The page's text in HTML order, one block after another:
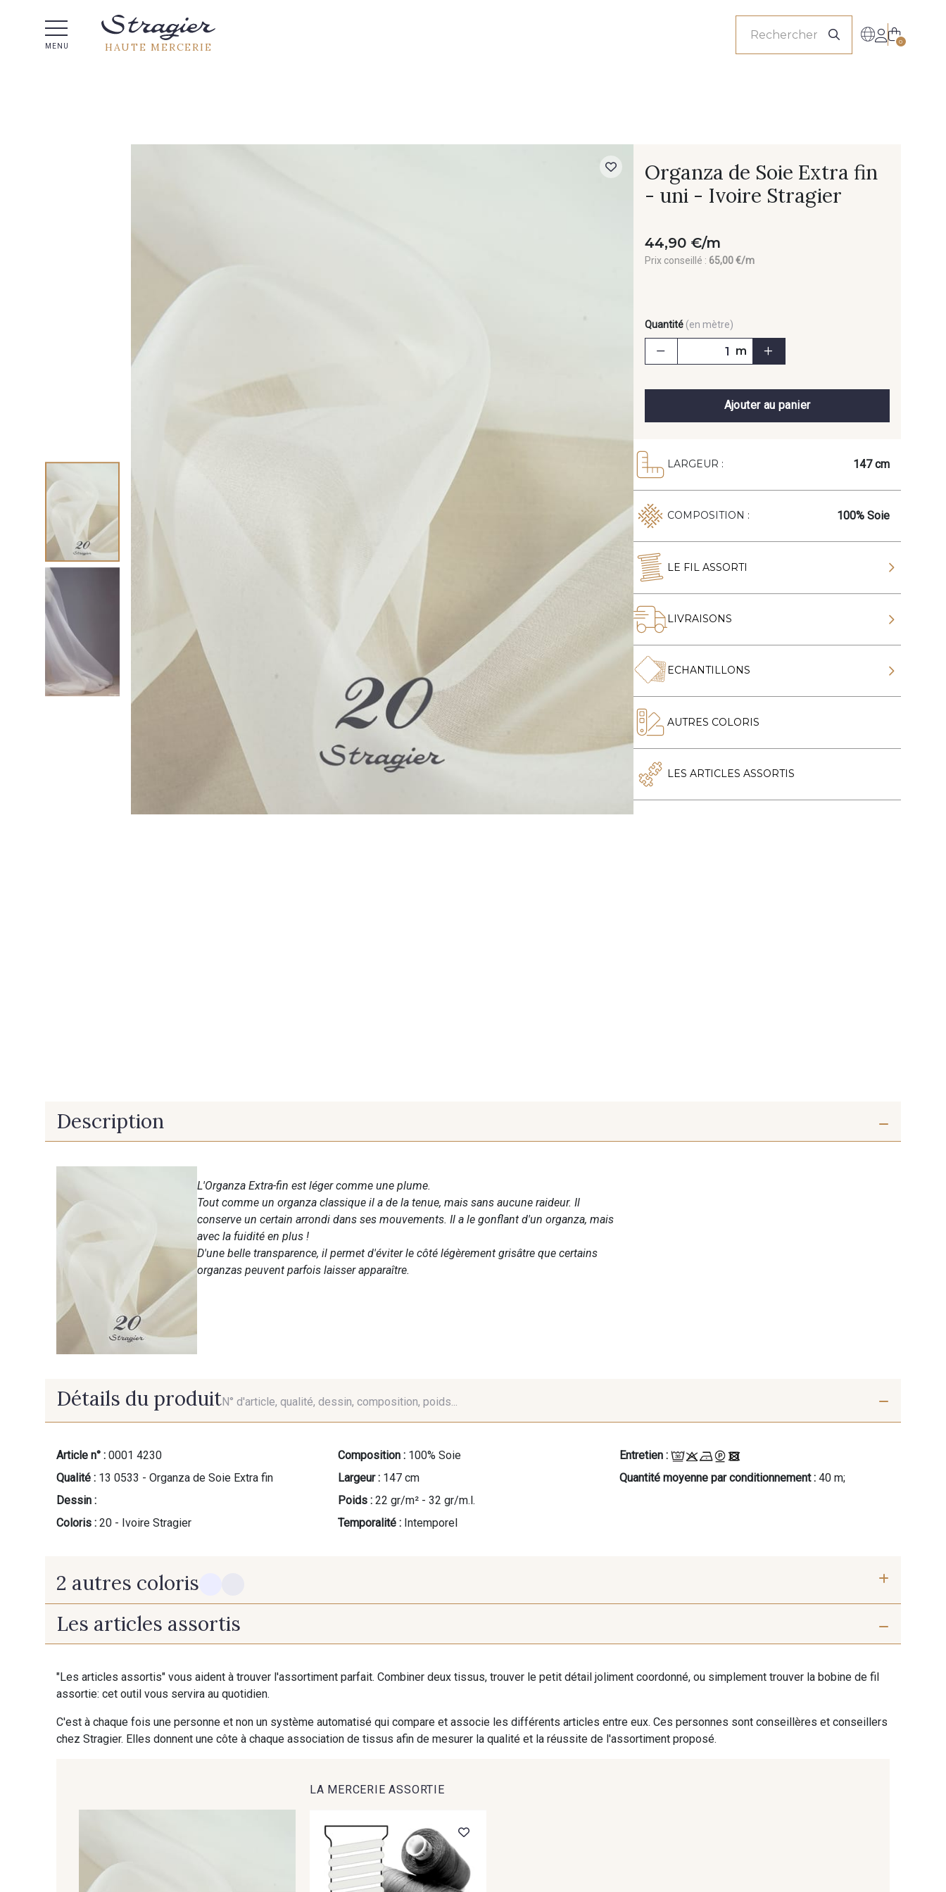
MENU HAUTE MERCERIE 0
Organza de Soie Extra fin
- uni - Ivoire Stragier
44,90 €/m
Prix conseillé : 65,00 €/m
Quantité (en mètre)
m
Ajouter au panier
LARGEUR : 147 cm
COMPOSITION : 100% Soie
LE FIL ASSORTI
LIVRAISONS
ECHANTILLONS
AUTRES COLORIS
LES ARTICLES ASSORTIS
Description
L'Organza Extra-fin est léger comme une plume.
Tout comme un organza classique il a de la tenue, mais sans aucune raideur. Il
conserve un certain arrondi dans ses mouvements. Il a le gonflant d'un organza, mais
avec la fuidité en plus !
D'une belle transparence, il permet d'éviter le côté légèrement grisâtre que certains
organzas peuvent parfois laisser apparaître.
Détails du produitN° d'article, qualité, dessin, composition, poids...
Article n° : 0001 4230
Qualité : 13 0533 - Organza de Soie Extra fin
Dessin :
Coloris : 20 - Ivoire Stragier
Composition : 100% Soie
Largeur : 147 cm
Poids : 22 gr/m² - 32 gr/m.l.
Temporalité : Intemporel
Entretien :
Quantité moyenne par conditionnement : 40 m;
2 autres coloris
14 - Blanc Doux Stragier 16 - Porcelaine Stragier
Les articles assortis
"Les articles assortis" vous aident à trouver l'assortiment parfait. Combiner deux tissus, trouver le petit détail joliment coordonné, ou simplement trouver la bobine de fil
assortie: cet outil vous servira au quotidien.
C'est à chaque fois une personne et non un système automatisé qui compare et associe les différents articles entre eux. Ces personnes sont conseillères et conseillers
chez Stragier. Elles donnent une côte à chaque association de tissus afin de mesurer la qualité et la réussite de l'assortiment proposé.
LA MERCERIE ASSORTIE